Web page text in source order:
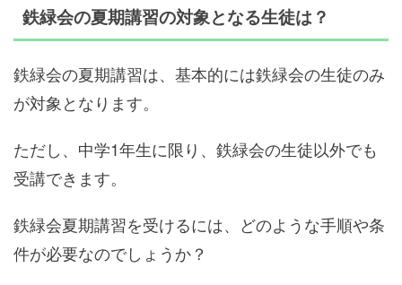
鉄緑会の夏期講習の対象となる生徒は？
鉄緑会の夏期講習は、基本的には鉄緑会の生徒のみ
が対象となります。
ただし、中学1年生に限り、鉄緑会の生徒以外でも
受講できます。
鉄緑会夏期講習を受けるには、どのような手順や条
件が必要なのでしょうか？